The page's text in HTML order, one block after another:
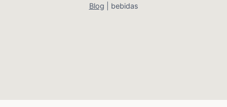
Blog bebidas